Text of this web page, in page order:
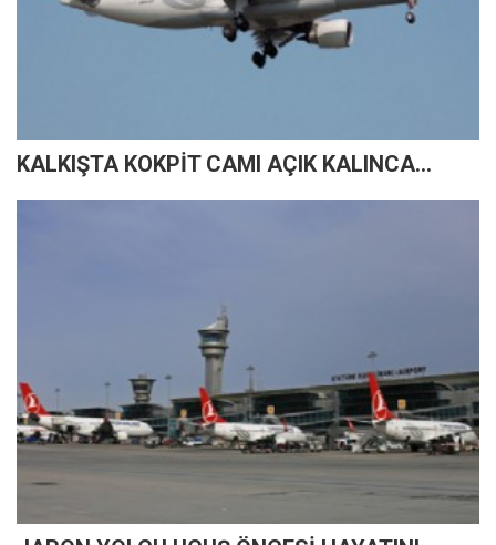
KALKIŞTA KOKPİT CAMI AÇIK KALINCA...